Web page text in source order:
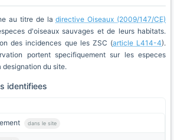
au titre de ladirective Oiseaux (2009/147/CE)
d'oiseaux sauvages et de leurs habitats.
des incidences que les ZSC (article L414-4).
portent specifiquement sur les especes
du site.
identifiees
dans le site